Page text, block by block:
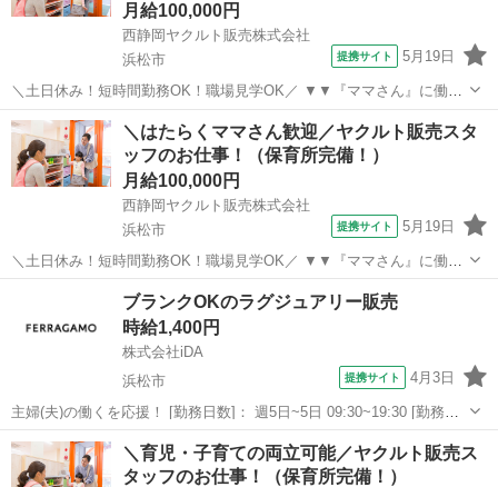
月給100,000円
西静岡ヤクルト販売株式会社
浜松市
提携サイト 5月19日
＼土日休み！短時間勤務OK！職場見学OK／ ▼▼『ママさん』に働き
やすい就業環境をご用意▼▼ 『子育て・育児との両立を一番にサポ—
トしております！』 ◎無料で使える保育所あり（お子さんを預けなが
ら勤務可能♪） ◎未経験OK（...
静岡 浜松市 その他
＼はたらくママさん歓迎／ヤクルト販売スタ
ッフのお仕事！（保育所完備！）
月給100,000円
西静岡ヤクルト販売株式会社
浜松市
提携サイト 5月19日
＼土日休み！短時間勤務OK！職場見学OK／ ▼▼『ママさん』に働き
やすい就業環境をご用意▼▼ 『子育て・育児との両立を一番にサポ—
トしております！』 ◎無料で使える保育所あり（お子さんを預けなが
ら勤務可能♪） ◎未経験OK（...
その他
ブランクOKのラグジュアリー販売
時給1,400円
株式会社iDA
浜松市
提携サイト 4月3日
主婦(夫)の働くを応援！ [勤務日数]： 週5日~5日 09:30~19:30 [勤務
地・最寄駅]： 静岡県浜松市中央区 フェラガモ・ジャパン株式会社
【派遣元】株式会社iDA 浜松駅徒歩1分 [職種名]：ラグジュア...
静岡 浜松市 その他
＼育児・子育ての両立可能／ヤクルト販売ス
タッフのお仕事！（保育所完備！）